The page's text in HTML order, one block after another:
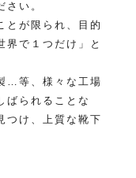
い。
とが限られ、目的
界で１つだけ」と
…等、様々な工場
ばられることな
つけ、上質な靴下